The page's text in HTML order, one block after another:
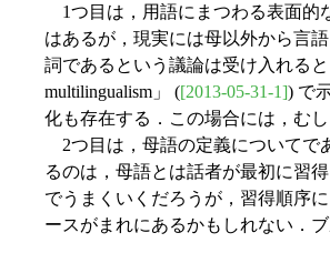
1つ目は，用語にまつわる表面的
はあるが，現実には母以外から言
詞であるという議論は受け入れる
multilingualism」 ([2013-05-31-1]) で
化も存在する．この場合には，む
2つ目は，母語の定義についてで
るのは，母語とは話者が最初に習
でうまくいくだろうが，習得順序
ースがまれにあるかもしれない．